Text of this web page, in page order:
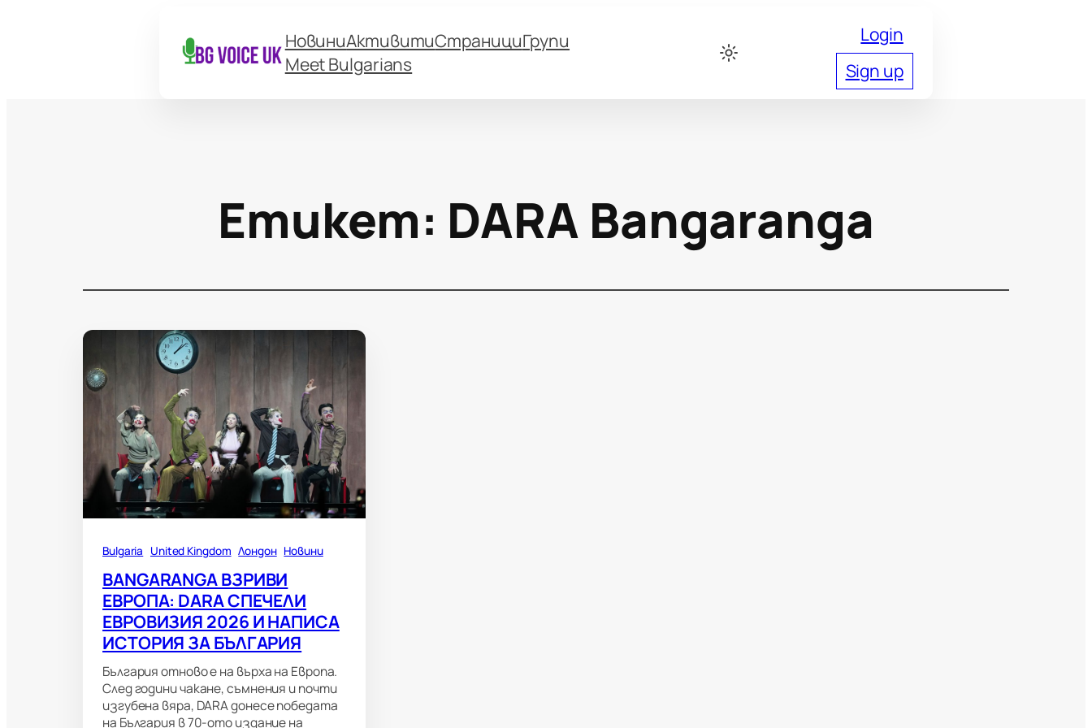
НовиниАктивитиСтранициГрупи
Meet Bulgarians
Login
Sign up
Етикет: DARA Bangaranga
Bulgaria United Kingdom Лондон Новини
BANGARANGA ВЗРИВИ
ЕВРОПА: DARA СПЕЧЕЛИ
ЕВРОВИЗИЯ 2026 И НАПИСА
ИСТОРИЯ ЗА БЪЛГАРИЯ
България отново е на върха на Европа.
След години чакане, съмнения и почти
изгубена вяра, DARA донесе победата
на България в 70-ото издание на